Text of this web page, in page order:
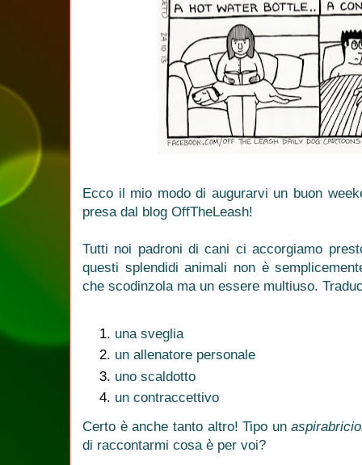
Ecco il mio modo di augurarvi un buon
presa dal blog OffTheLeash!
Tutti noi padroni di cani ci accorgiamo
questi splendidi animali non è
che scodinzola ma un essere multiuso.
una sveglia
un allenatore personale
uno scaldotto
un contraccettivo
Certo è anche tanto altro! Tipo un
di raccontarmi cosa è per voi?